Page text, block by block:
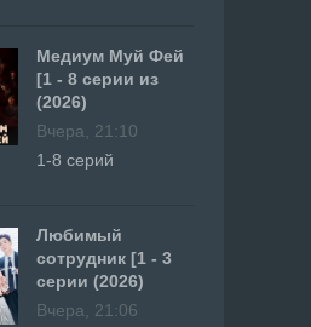
Медиум Муй Фей
[1 - 8 серии из
(2026)
Вчера, 21:10
1-8 серий
Любимый
сотрудник [1 - 3
серии (2026)
Вчера, 21:06